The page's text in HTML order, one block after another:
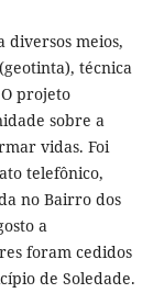
diversos meios,
técnica
projeto
sobre a
vidas. Foi
telefônico,
no Bairro dos
a
foram cedidos
de Soledade.